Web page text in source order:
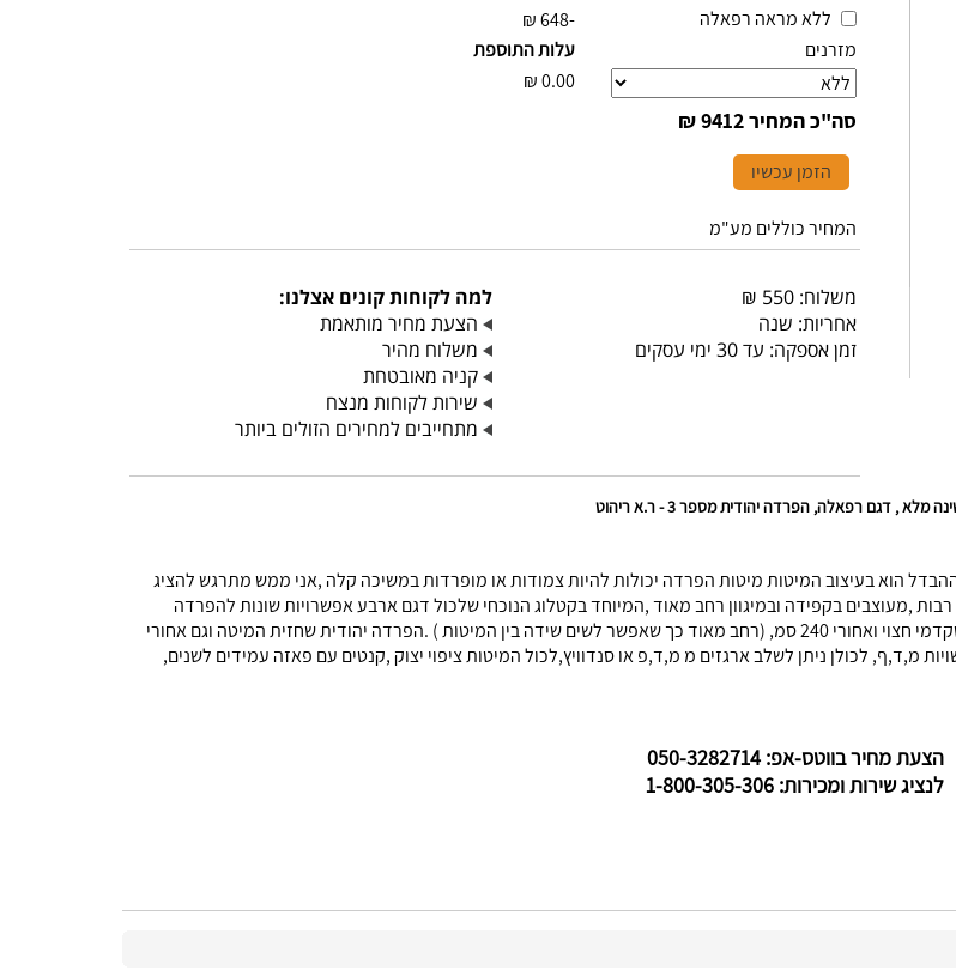
ללא מראה רפאלה
-648
₪
מזרנים
עלות התוספת
0.00
₪
סה"כ המחיר9412 ₪
הזמן עכשיו
המחיר כוללים מע"מ
משלוח: 550 ₪
אחריות: שנה
זמן אספקה: עד 30 ימי עסקים
למה לקוחות קונים אצלנו:
הצעת מחיר מותאמת
משלוח מהיר
קניה מאובטחת
שירות לקוחות מנצח
מתחייבים למחירים הזולים ביותר
מלא , דגם רפאלה, הפרדה יהודית מספר 3 - ר.א ריהוט
הוא בעיצוב המיטות מיטות הפרדה יכולות להיות צמודות או מופרדות במשיכה קלה ,אני ממש מתרגש להציג
,מעוצבים בקפידה ובמיגוון רחב מאוד ,המיוחד בקטלוג הנוכחי שלכול דגם ארבע אפשרויות שונות להפרדה
יהודית. הפרדה יהודית שחזית מיטה חצויה ואחורי שלם,הפרדה יהודית שקדמי חצוי ואחורי 240 סמ, (רחב מאוד כך שאפשר לשים שידה בין המיטות ) .הפרדה יהודית שחזית המיטה וגם אחורי
מ,ד,ף, לכולן ניתן לשלב ארגזים מ מ,ד,פ או סנדוויץ,לכול המיטות ציפוי יצוק ,קנטים עם פאזה עמידים לשנים,
הצעת מחיר בווטס-אפ: 050-3282714
לנציג שירות ומכירות: 1-800-305-306